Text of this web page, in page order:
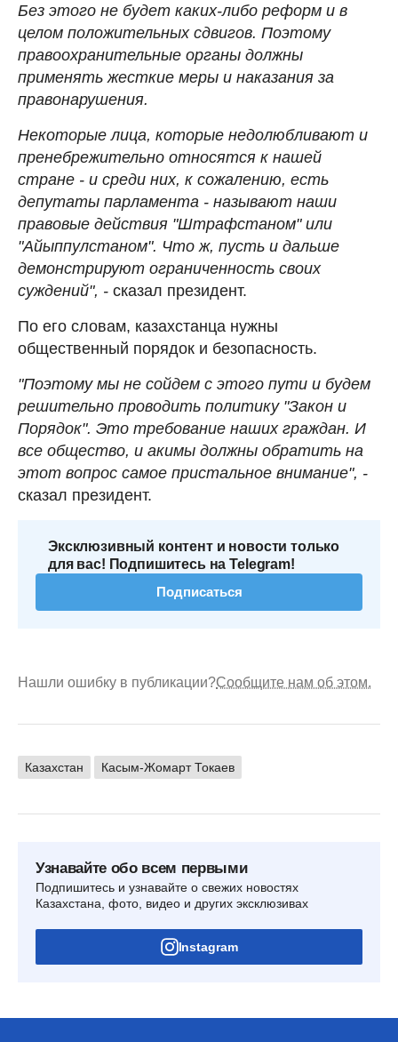
Без этого не будет каких-либо реформ и в
целом положительных сдвигов. Поэтому
правоохранительные органы должны
применять жесткие меры и наказания за
правонарушения.
Некоторые лица, которые недолюбливают и
пренебрежительно относятся к нашей
стране - и среди них, к сожалению, есть
депутаты парламента - называют наши
правовые действия "Штрафстаном" или
"Айыппулстаном". Что ж, пусть и дальше
демонстрируют ограниченность своих
суждений", - сказал президент.
По его словам, казахстанца нужны
общественный порядок и безопасность.
"Поэтому мы не сойдем с этого пути и будем
решительно проводить политику "Закон и
Порядок". Это требование наших граждан. И
все общество, и акимы должны обратить на
этот вопрос самое пристальное внимание", -
сказал президент.
Эксклюзивный контент и новости только
для вас! Подпишитесь на Telegram!
Подписаться
Нашли ошибку в публикации?Сообщите нам об этом.
Казахстан Касым-Жомарт Токаев
Узнавайте обо всем первыми
Подпишитесь и узнавайте о свежих новостях
Казахстана, фото, видео и других эксклюзивах
Instagram